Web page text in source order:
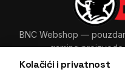
Kolačići i privatnost
BNC Webshop —
gaming